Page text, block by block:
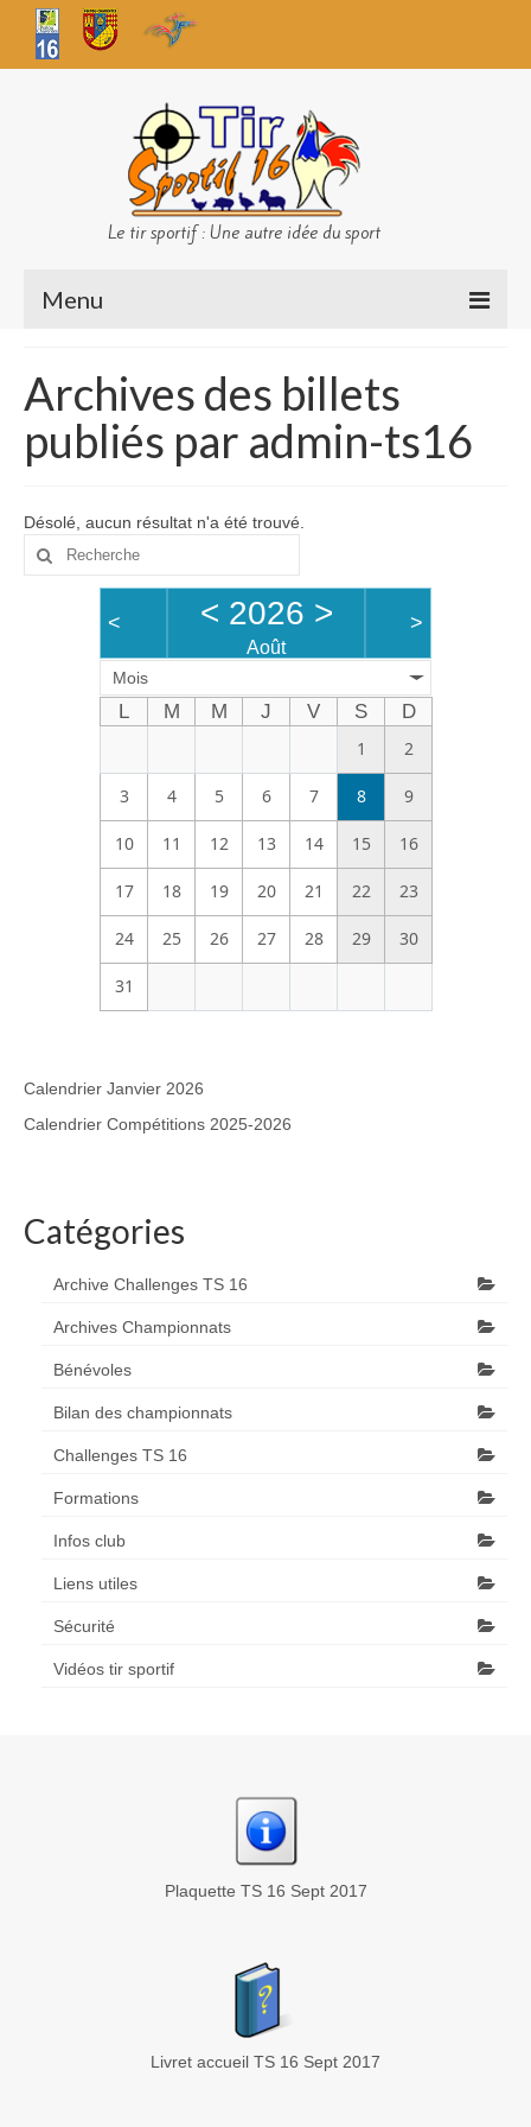
Le tir sportif : Une autre idée du sport
Menu
Sécurité
Challenges TS 16
Bénévoles
Boutique
Archives des billets
publiés par admin-ts16
Désolé, aucun résultat n'a été trouvé.
< < 2026 >
Août
>
Mois
L M M J V S
D
1
2
3 4 5 6 7 8 9
10 11 12 13 14 15 16
17 18 19 20 21 22 23
24 25 26 27 28 29 30
31
Calendrier Janvier 2026
Calendrier Compétitions 2025-2026
Catégories
Archive Challenges TS 16
Archives Championnats
Bénévoles
Bilan des championnats
Challenges TS 16
Formations
Infos club
Liens utiles
Sécurité
Vidéos tir sportif
Plaquette TS 16 Sept 2017
Livret accueil TS 16 Sept 2017